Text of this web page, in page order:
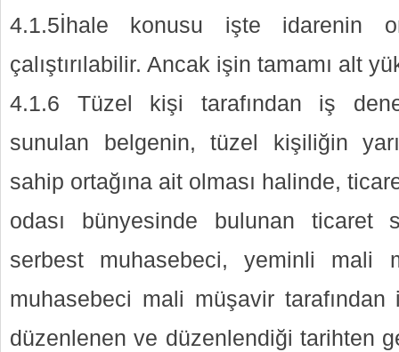
4.1.5İhale konusu işte idarenin
çalıştırılabilir. Ancak işin tamamı alt
4.1.6 Tüzel kişi tarafından iş
sunulan belgenin, tüzel kişiliğin
sahip ortağına ait olması halinde,
odası bünyesinde bulunan ticaret
serbest muhasebeci, yeminli mali
muhasebeci mali müşavir
düzenlenen ve düzenlendiği tarihten